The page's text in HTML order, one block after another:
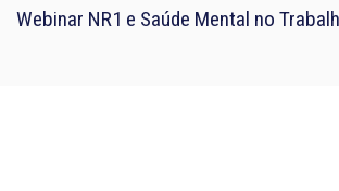
Webinar NR1 e Saúde Mental no